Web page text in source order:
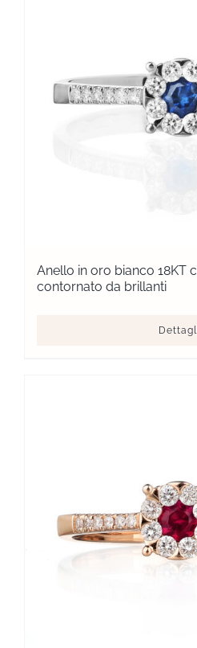
Anello in oro bianco 18KT
contornato da brillanti